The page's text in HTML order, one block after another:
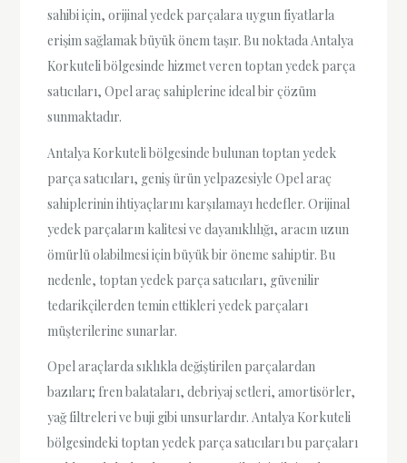
sahibi için, orijinal yedek parçalara uygun fiyatlarla
erişim sağlamak büyük önem taşır. Bu noktada Antalya
Korkuteli bölgesinde hizmet veren toptan yedek parça
satıcıları, Opel araç sahiplerine ideal bir çözüm
sunmaktadır.
Antalya Korkuteli bölgesinde bulunan toptan yedek
parça satıcıları, geniş ürün yelpazesiyle Opel araç
sahiplerinin ihtiyaçlarını karşılamayı hedefler. Orijinal
yedek parçaların kalitesi ve dayanıklılığı, aracın uzun
ömürlü olabilmesi için büyük bir öneme sahiptir. Bu
nedenle, toptan yedek parça satıcıları, güvenilir
tedarikçilerden temin ettikleri yedek parçaları
müşterilerine sunarlar.
Opel araçlarda sıklıkla değiştirilen parçalardan
bazıları; fren balataları, debriyaj setleri, amortisörler,
yağ filtreleri ve buji gibi unsurlardır. Antalya Korkuteli
bölgesindeki toptan yedek parça satıcıları bu parçaları